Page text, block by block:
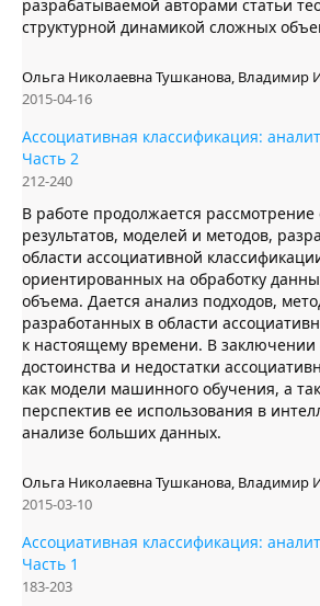
разрабатываемой авторами статьи
структурной динамикой сложных
Ольга Николаевна Тушканова, Владимир
2015-04-16
Ассоциативная классификация:
Часть 2
212-240
В работе продолжается
результатов, моделей и методов,
области ассоциативной
ориентированных на обработку
объема. Дается анализ подходов,
разработанных в области
к настоящему времени. В
достоинства и недостатки
как модели машинного обучения, а
перспектив ее использования в
анализе больших данных.
Ольга Николаевна Тушканова, Владимир
2015-03-10
Ассоциативная классификация:
Часть 1
183-203